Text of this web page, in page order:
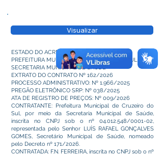
Visualizar
ESTADO DO ACRE
PREFEITURA MUNICIPAL DE CRUZEIRO DO SUL
SECRETARIA MUNICIPAL DE SAÚDE
EXTRATO DO CONTRATO Nº 162/2026
PROCESSO ADMINISTRATIVO: Nº 1.966/2025
PREGÃO ELETRÔNICO SRP: Nº 038/2025
ATA DE REGISTRO DE PREÇOS: Nº 009/2026
CONTRATANTE: Prefeitura Municipal de Cruzeiro do
Sul, por meio da Secretaria Municipal de Saúde,
inscrita no CNPJ sob o nº 04.012.548/0001-02,
representada pelo Senhor LUÍS RAFAEL GONÇALVES
GOMES, Secretário Municipal de Saúde, nomeado
pelo Decreto nº 171/2026.
CONTRATADA: F.N. FERREIRA, inscrita no CNPJ sob o nº